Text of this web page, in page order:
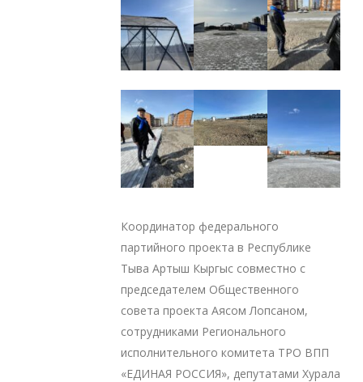
Координатор федерального
партийного проекта в Республике
Тыва Артыш Кыргыс совместно с
председателем Общественного
совета проекта Аясом Лопсаном,
сотрудниками Регионального
исполнительного комитета ТРО ВПП
«ЕДИНАЯ РОССИЯ», депутатами Хурала